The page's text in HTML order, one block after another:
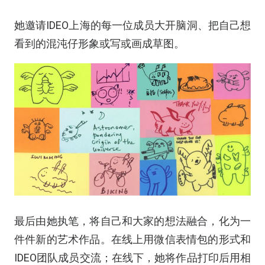
她邀请IDEO上海的每一位成员大开脑洞、把自己想
看到的混沌仔形象或写或画成草图。
最后由她执笔，将自己和大家的想法融合，化为一
件件新的艺术作品。在线上用微信表情包的形式和
IDEO团队成员交流；在线下，她将作品打印后用相